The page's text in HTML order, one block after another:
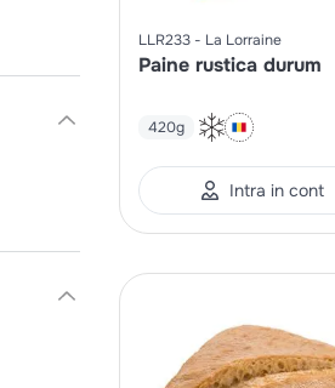
LLR233 La Lorraine
Paine rustica durum
420g
Intra in cont